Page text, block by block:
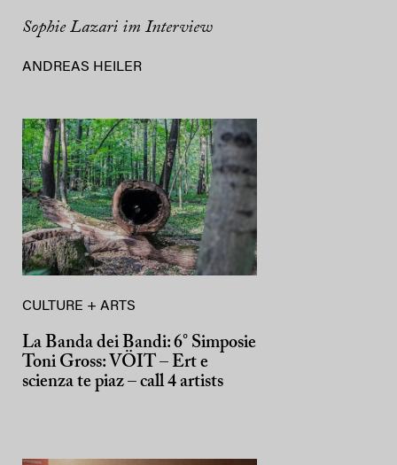
Sophie Lazari im Interview
ANDREAS HEILER
CULTURE + ARTS
La Banda dei Bandi: 6° Simposie
Toni Gross: VÖIT – Ert e
scienza te piaz – call 4 artists